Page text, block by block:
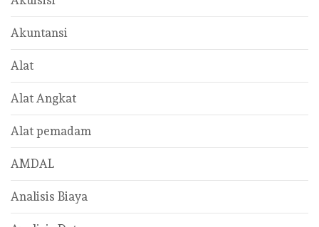
Akuntansi
Alat
Alat Angkat
Alat pemadam
AMDAL
Analisis Biaya